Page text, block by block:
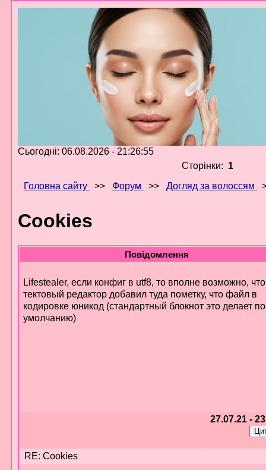
Сьогодні: 06.08.2026 - 21:26:55
Сторінки: 1
Головна сайту
>> Форум >> Догляд за волоссям
Cookies
Повідомлення
Lifestealer, если конфиг в utf8, то вполне возможно, что
тектовый редактор добавил туда пометку, что файл в
кодировке юникод (стандартный блокнот это делает по
умолчанию)
27.07.21 -
RE: Cookies